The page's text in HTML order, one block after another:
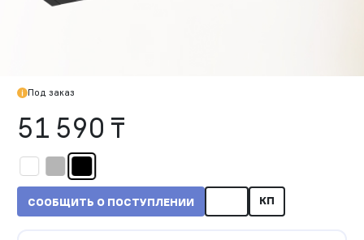
Под заказ
51 590 ₸
СООБЩИТЬ О ПОСТУПЛЕНИИ КП